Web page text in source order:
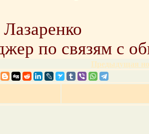
по связям с
Предыдущая